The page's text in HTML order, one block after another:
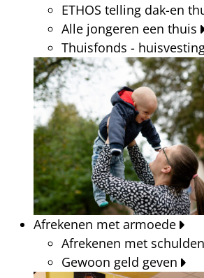
ETHOS telling dak-en
Alle jongeren een thuis
Thuisfonds -
Afrekenen met armoede
Afrekenen met schulden
Gewoon geld geven